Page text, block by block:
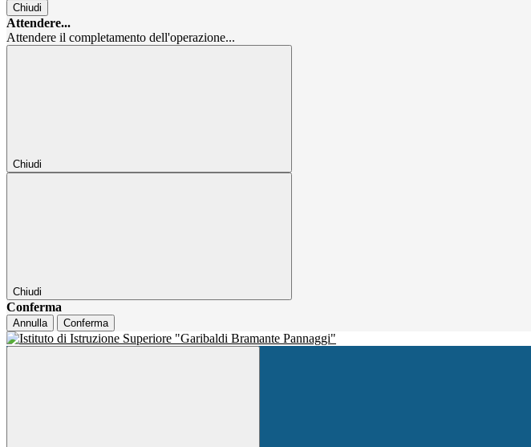
Chiudi
Attendere...
Attendere il completamento dell'operazione...
Chiudi
Chiudi
Conferma
Annulla Conferma